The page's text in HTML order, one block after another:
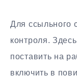
Для ссыльного
контроля.
поставить на
включить в